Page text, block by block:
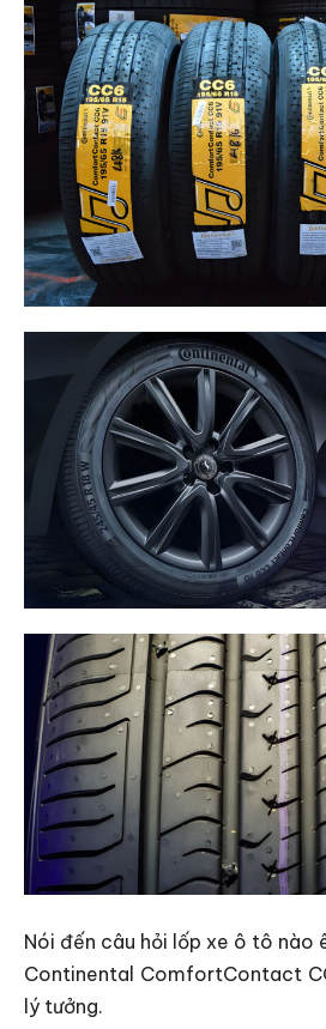
Nói đến câu hỏi lốp xe ô tô nào
Continental ComfortContact
lý tưởng.